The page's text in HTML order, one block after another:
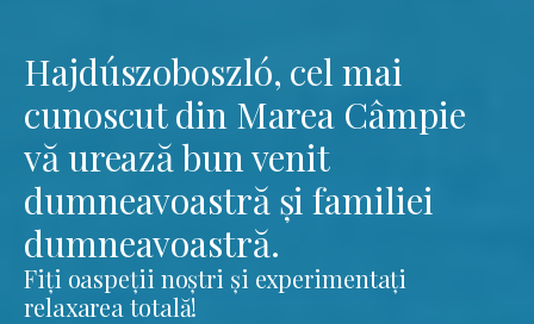
Hajdúszoboszló, cel mai
cunoscut din Marea Câmpie
vă urează bun venit
dumneavoastră și familiei
dumneavoastră.
Fiți oaspeții noștri și experimentați
relaxarea totală!